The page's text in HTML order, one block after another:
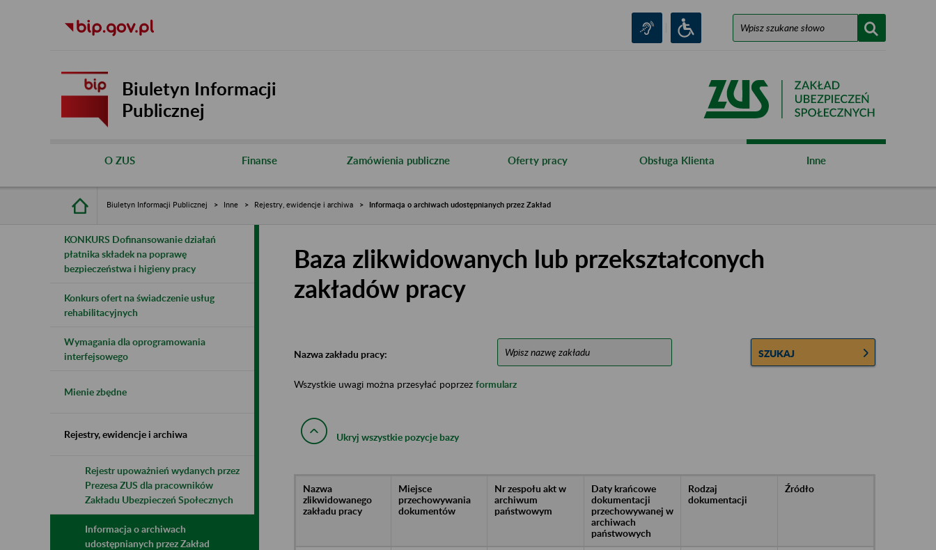
Biuletyn Informacji
Publicznej
O ZUS Finanse Zamówienia publiczne Oferty pracy Obsługa Klienta Inne
Biuletyn Informacji Publicznej Inne Rejestry, ewidencje i archiwa Informacja o archiwach udostępnianych przez Zakład
KONKURS Dofinansowanie działań
płatnika składek na poprawę
bezpieczeństwa i higieny pracy
Konkurs ofert na świadczenie usług
rehabilitacyjnych
Wymagania dla oprogramowania
interfejsowego
Mienie zbędne
Rejestry, ewidencje i archiwa
Rejestr upoważnień wydanych przez
Prezesa ZUS dla pracowników
Zakładu Ubezpieczeń Społecznych
Informacja o archiwach
udostępnianych przez Zakład
Baza zlikwidowanych lub przekształconych
zakładów pracy
Nazwa zakładu pracy: SZUKAJ
Wszystkie uwagi można przesyłać poprzez formularz
Ukryj wszystkie pozycje bazy
Nazwa
zlikwidowanego
zakładu pracy
Miejsce
przechowywania
dokumentów
Nr zespołu akt w
archiwum
państwowym
Daty krańcowe
dokumentacji
przechowywanej w
archiwach
państwowych
Rodzaj
dokumentacji
Źródło